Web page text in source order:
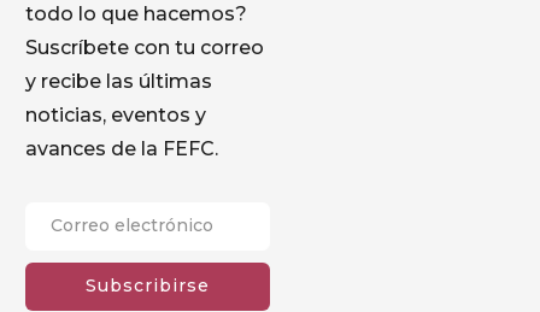
todo lo que hacemos?
Suscríbete con tu correo
y recibe las últimas
noticias, eventos y
avances de la FEFC.
Subscribirse